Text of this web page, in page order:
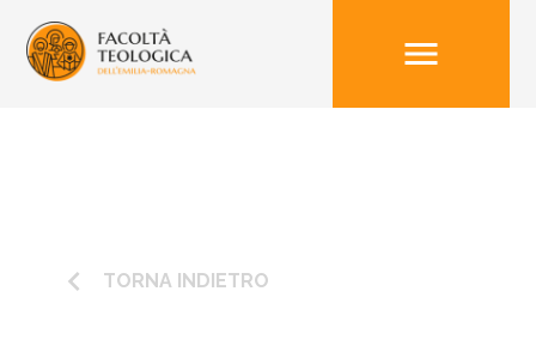
menu
keyboard_arrow_left TORNA INDIETRO